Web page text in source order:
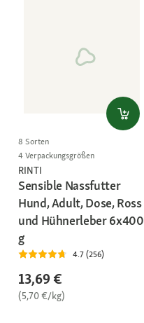
8 Sorten
4 Verpackungsgrößen
RINTI
Sensible Nassfutter
Hund, Adult, Dose, Ross
und Hühnerleber 6x400
g
4.7 (256)
13,69 €
(5,70 €/kg)